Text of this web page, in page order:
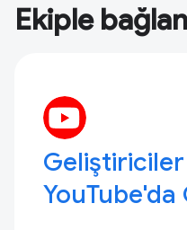
Ekiple